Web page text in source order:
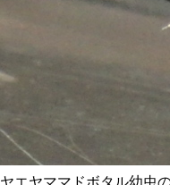
ヤエヤママドボタル幼虫